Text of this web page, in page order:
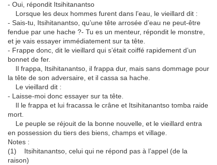
- Oui, répondit Itsihitanantso
Lorsque les deux hommes furent dans l’eau, le vieillard dit :
- Sais-tu, Itsihitanantso, qu’une tête arrosée d’eau ne peut-être
fendue par une hache ?- Tu es un menteur, répondit le monstre,
et je vais essayer immédiatement sur ta tête.
- Frappe donc, dit le vieillard qui s’était coiffé rapidement d’un
bonnet de fer.
Il frappa, Itsihitanantso, il frappa dur, mais sans dommage pour
la tête de son adversaire, et il cassa sa hache.
Le vieillard dit :
- Laisse-moi donc essayer sur ta tête.
Il le frappa et lui fracassa le crâne et Itsihitanantso tomba raide
mort.
Le peuple se réjouit de la bonne nouvelle, et le vieillard entra
en possession du tiers des biens, champs et village.
Notes :
(1) Itsihitanantso, celui qui ne répond pas à l’appel (de la
raison)